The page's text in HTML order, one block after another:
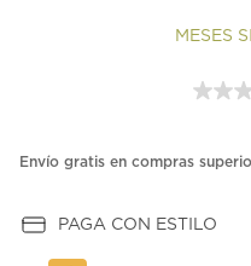
MESES
Envío gratis en compras
PAGA CON ESTILO